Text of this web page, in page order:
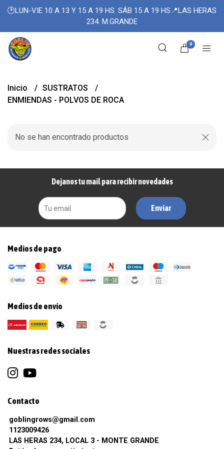
🕑LUN-VIE 10 A 13 Y 15 A 19 HS. SÁB 15 A 19 HS📍LAS HERAS
234. M.GRANDE
0
Inicio
SUSTRATOS
ENMIENDAS - POLVOS DE ROCA
No se han encontrado productos
Dejanos tu mail para recibir novedades
Enviar
Medios de pago
Medios de envío
Nuestras redes sociales
Contacto
goblingrows@gmail.com
1123009426
LAS HERAS 234, LOCAL 3 - MONTE GRANDE